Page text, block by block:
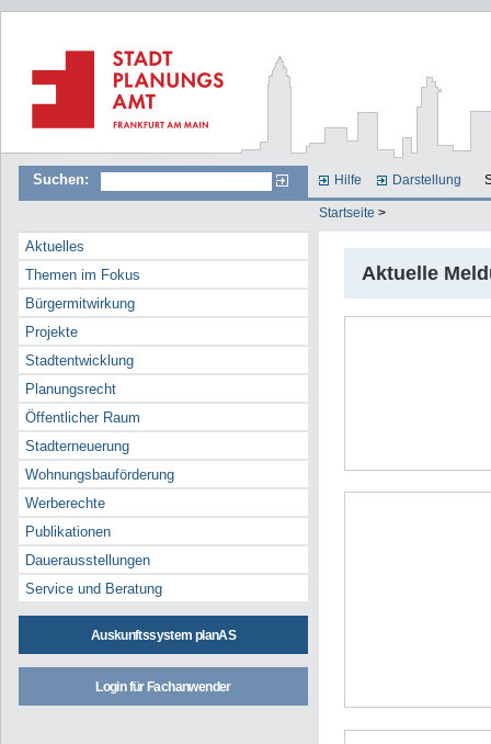
Suchen: Hilfe Darstellung
Startseite >
Aktuelles
Themen im Fokus
Bürgermitwirkung
Projekte
Stadtentwicklung
Planungsrecht
Öffentlicher Raum
Stadterneuerung
Wohnungsbauförderung
Werberechte
Publikationen
Dauerausstellungen
Service und Beratung
Auskunftssystem planAS
Login für Fachanwender
Aktuelle